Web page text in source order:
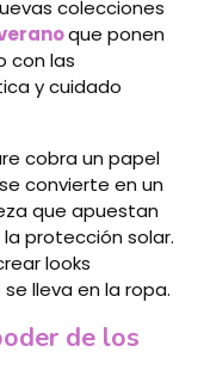
colecciones
que ponen
con las
y cuidado
cobra un papel
convierte en un
que apuestan
protección solar.
looks
lleva en la ropa.
de los